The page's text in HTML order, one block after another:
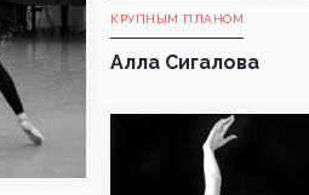
КРУПНЫМ ПЛАНОМ
Алла Сигалова